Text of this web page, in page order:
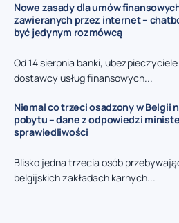
Nowe zasady dla umów
zawieranych przez internet –
być jedynym rozmówcą
Od 14 sierpnia banki,
dostawcy usług finansowych...
Niemal co trzeci osadzony w Belgii
pobytu – dane z odpowiedzi
sprawiedliwości
Blisko jedna trzecia osób
belgijskich zakładach karnych...